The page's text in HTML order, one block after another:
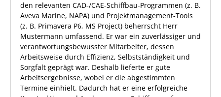
den relevanten CAD‑/CAE‑Schiffbau‑Programmen (z. B.
Aveva Marine, NAPA) und Projektmanagement‑Tools
(z. B. Primavera P6, MS Project) beherrscht Herr
Mustermann umfassend. Er war ein zuverlässiger und
verantwortungsbewusster Mitarbeiter, dessen
Arbeitsweise durch Effizienz, Selbstständigkeit und
Sorgfalt geprägt war. Deshalb lieferte er gute
Arbeitsergebnisse, wobei er die abgestimmten
Termine einhielt. Dadurch hat er eine erfolgreiche